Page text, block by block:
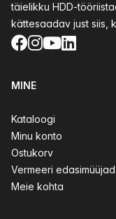
täielikku HDD-
kättesaadav just siis,
Facebook
Instagram
YouTube
LinkedIn
MINE
Kataloogi
Minu konto
Ostukorv
Vermeeri edasimüüjad
Meie kohta